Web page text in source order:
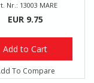
Nr.: 13003 MARE
EUR 9.75
Add to Cart
To Compare